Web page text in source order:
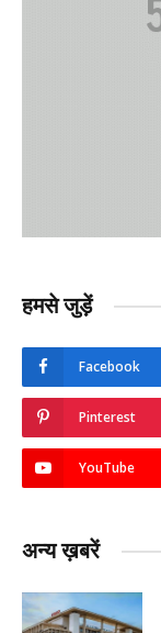
हमसे जुड़ें
Facebook
Pinterest
YouTube
अन्य ख़बरें